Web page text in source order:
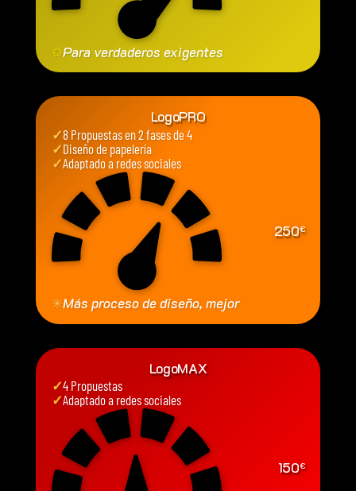
✩Para verdaderos exigentes
LogoPRO
✓8 Propuestas en 2 fases de 4
✓Diseño de papelería
✓Adaptado a redes sociales
250€
✳Más proceso de diseño, mejor
LogoMAX
✓4 Propuestas
✓Adaptado a redes sociales
150€